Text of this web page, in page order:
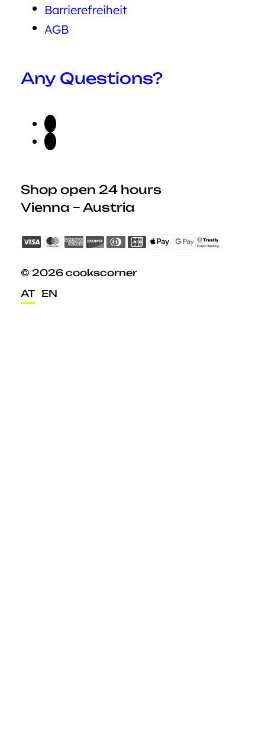
Barrierefreiheit
AGB
Any Questions?
Shop open 24 hours
Vienna – Austria
© 2026 cookscorner
AT EN